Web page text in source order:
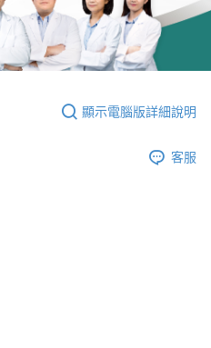
顯示電腦版詳細說明
客服